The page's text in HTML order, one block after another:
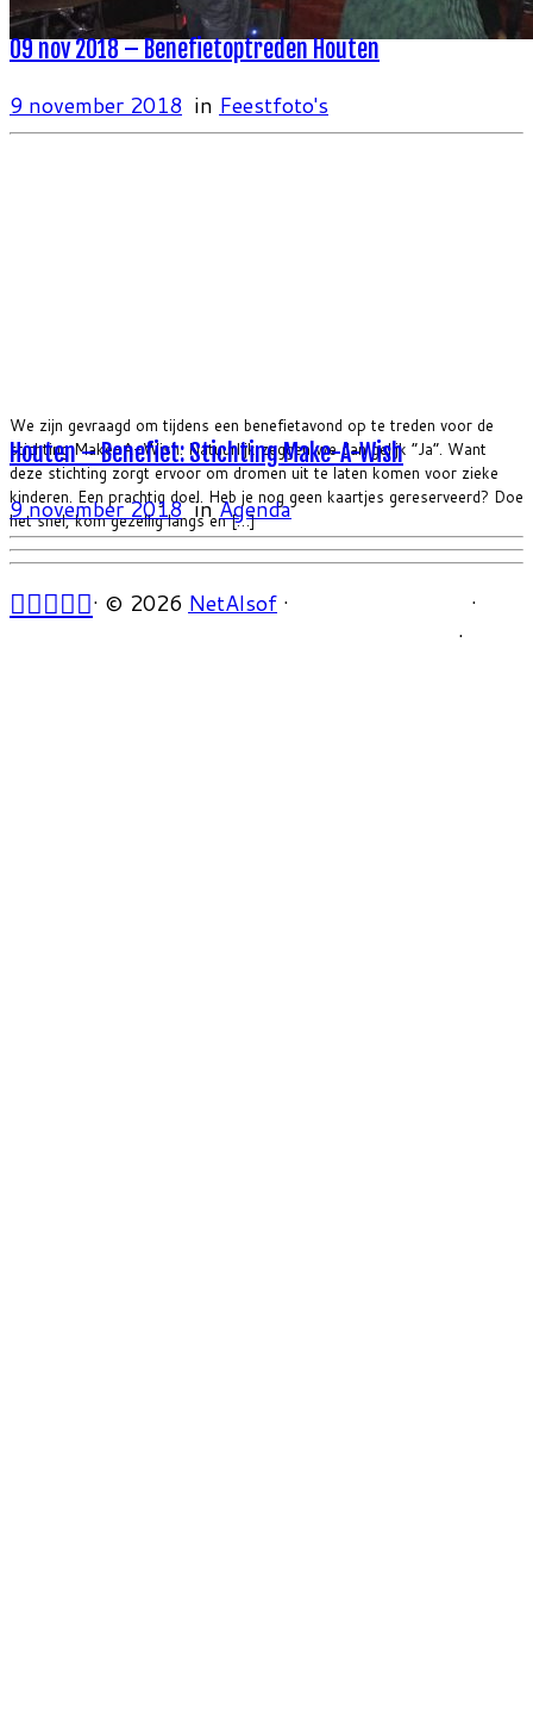
09 nov 2018 – Benefietoptreden Houten
9 november 2018 in Feestfoto's
We zijn gevraagd om tijdens een benefietavond op te treden voor de
stichting Make-A-Wish. Natuurlijk zeggen we dan gelijk “Ja”. Want
deze stichting zorgt ervoor om dromen uit te laten komen voor zieke
kinderen. Een prachtig doel. Heb je nog geen kaartjes gereserveerd? Doe
het snel, kom gezellig langs en […]
Houten – Benefiet: Stichting Make-A-Wish
9 november 2018inAgenda
· © 2026 NetAlsof ·
·
·